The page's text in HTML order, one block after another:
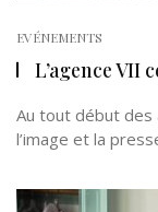
EVÉNEMENTS
L’agence VII
Au tout début des
l’image et la